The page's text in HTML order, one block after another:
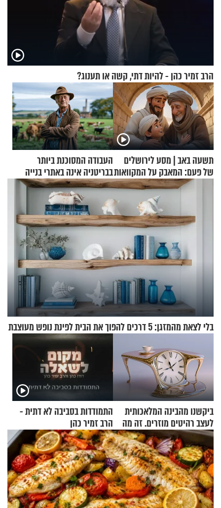
הרב זמיר כהן - להיות דתי, קשה או תענוג?
תשעה באב | מסע לירושלים
של פעם: המאבק על המקוואות
העבודה המסוכנת ביותר
בבריטניה אינה באתרי בנייה
אלא דווקא בשדות
בלי לצאת מהמזגן: 5 דרכים להפוך את הבית לפינת נופש מעוצבת
ביקשנו מהבינה המלאכותית
לעצב רהיטים מוזרים. זה מה
שיצא
התמודדות בסביבה לא דתית -
הרב זמיר כהן